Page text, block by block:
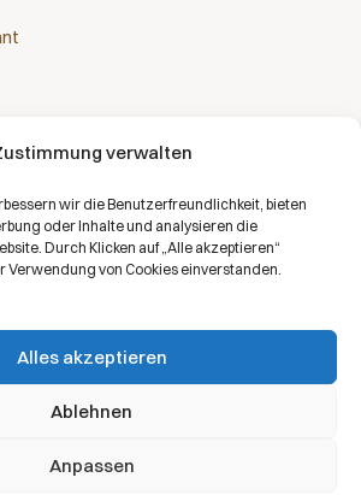
verwalten
wir die Benutzerfreundlichkeit, bieten
oder Inhalte und analysieren die
Durch Klicken auf „Alle akzeptieren“
Verwendung von Cookies einverstanden.
Alles akzeptieren
Ablehnen
Anpassen
ist Partner aller Krankenkassen:
Rechte vorbehalten | Sanatorium Helios DE